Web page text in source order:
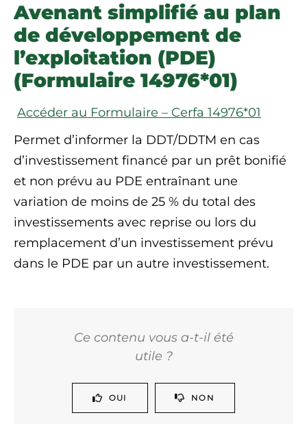
Avenant simplifié au plan
de développement de
l’exploitation (PDE)
(Formulaire 14976*01)
Accéder au Formulaire – Cerfa 14976*01
Permet d’informer la DDT/DDTM en cas
d’investissement financé par un prêt bonifié
et non prévu au PDE entraînant une
variation de moins de 25 % du total des
investissements avec reprise ou lors du
remplacement d’un investissement prévu
dans le PDE par un autre investissement.
Ce contenu vous a-t-il été
utile ?
OUI NON